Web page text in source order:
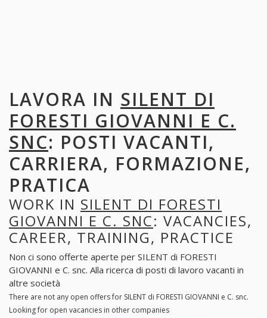
LAVORA IN SILENT DI
FORESTI GIOVANNI E C.
SNC: POSTI VACANTI,
CARRIERA, FORMAZIONE,
PRATICA
WORK IN SILENT DI FORESTI
GIOVANNI E C. SNC: VACANCIES,
CAREER, TRAINING, PRACTICE
Non ci sono offerte aperte per SILENT di FORESTI
GIOVANNI e C. snc. Alla ricerca di posti di lavoro vacanti in
altre società
There are not any open offers for SILENT di FORESTI GIOVANNI e C. snc.
Looking for open vacancies in other companies